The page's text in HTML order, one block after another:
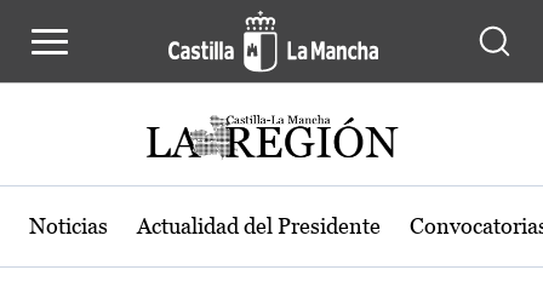
Noticias Actualidad del Presidente